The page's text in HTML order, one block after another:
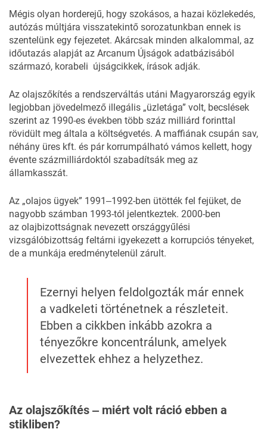
Mégis olyan horderejű, hogy szokásos, a hazai közlekedés,
autózás múltjára visszatekintő sorozatunkban ennek is
szentelünk egy fejezetet. Akárcsak minden alkalommal, az
időutazás alapját az Arcanum Újságok adatbázisából
származó, korabeli újságcikkek, írások adják.
Az olajszőkítés a rendszerváltás utáni Magyarország egyik
legjobban jövedelmező illegális „üzletága” volt, becslések
szerint az 1990-es években több száz milliárd forinttal
rövidült meg általa a költségvetés. A maffiának csupán sav,
néhány üres kft. és pár korrumpálható vámos kellett, hogy
évente százmilliárdoktól szabadítsák meg az
államkasszát.
Az „olajos ügyek” 1991‒1992-ben ütötték fel fejüket, de
nagyobb számban 1993-tól jelentkeztek. 2000-ben
az olajbizottságnak nevezett országgyűlési
vizsgálóbizottság feltárni igyekezett a korrupciós tényeket,
de a munkája eredménytelenül zárult.
Ezernyi helyen feldolgozták már ennek
a vadkeleti történetnek a részleteit.
Ebben a cikkben inkább azokra a
tényezőkre koncentrálunk, amelyek
elvezettek ehhez a helyzethez.
Az olajszőkítés ‒ miért volt ráció ebben a
stikliben?